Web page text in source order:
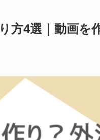
方4選｜動画を